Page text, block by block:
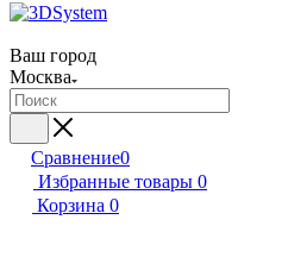
Ваш город
Москва
Сравнение0
Избранные товары 0
Корзина 0